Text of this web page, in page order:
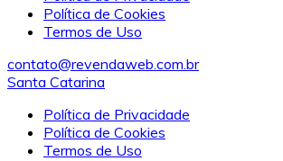
Política de Cookies
Termos de Uso
contato@revendaweb.com.br
Santa Catarina
Política de Privacidade
Política de Cookies
Termos de Uso